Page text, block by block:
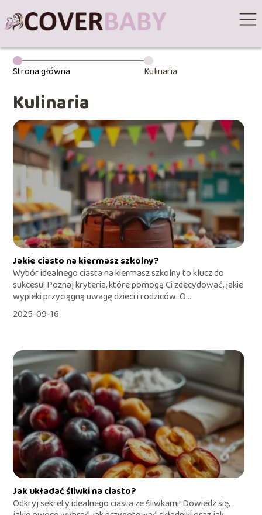
Strona główna Kulinaria
Kulinaria
Jakie ciasto na kiermasz szkolny?
Wybór idealnego ciasta na kiermasz szkolny to klucz do
sukcesu! Poznaj kryteria, które pomogą Ci zdecydować, jakie
wypieki przyciągną uwagę dzieci i rodziców. O...
2025-09-16
Jak układać śliwki na ciasto?
Odkryj sekrety idealnego ciasta ze śliwkami! Dowiedz się,